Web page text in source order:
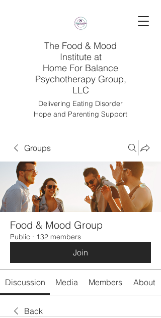
The Food & Mood
Institute at
Home For Balance
Psychotherapy Group,
LLC
Delivering Eating Disorder
Hope and Parenting Support
Groups
Food & Mood Group
Public · 132 members
Join
Discussion Media Members About
Back